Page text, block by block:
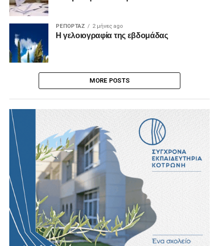
ΡΕΠΟΡΤΑΖ 2 μήνες ago
Η γελοιογραφία της εβδομάδας
MORE POSTS